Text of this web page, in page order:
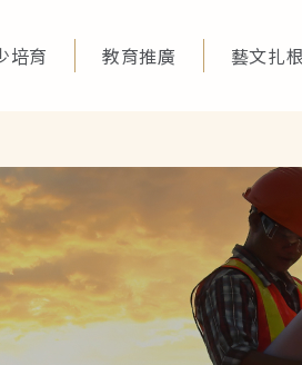
培育 教育推廣 藝文扎根